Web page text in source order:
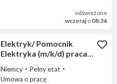
odświeżone
wczoraj o 08:36
Elektryk/ Pomocnik
Elektryka (m/k/d) praca
Niemcy
Pełny etat
Umowa o pracę